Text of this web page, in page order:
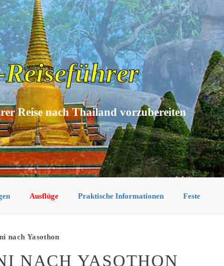
Reise nach Thailand vorzubereiten
Ausflüge Praktische Informationen Feste
nach Yasothon
NACH YASOTHON